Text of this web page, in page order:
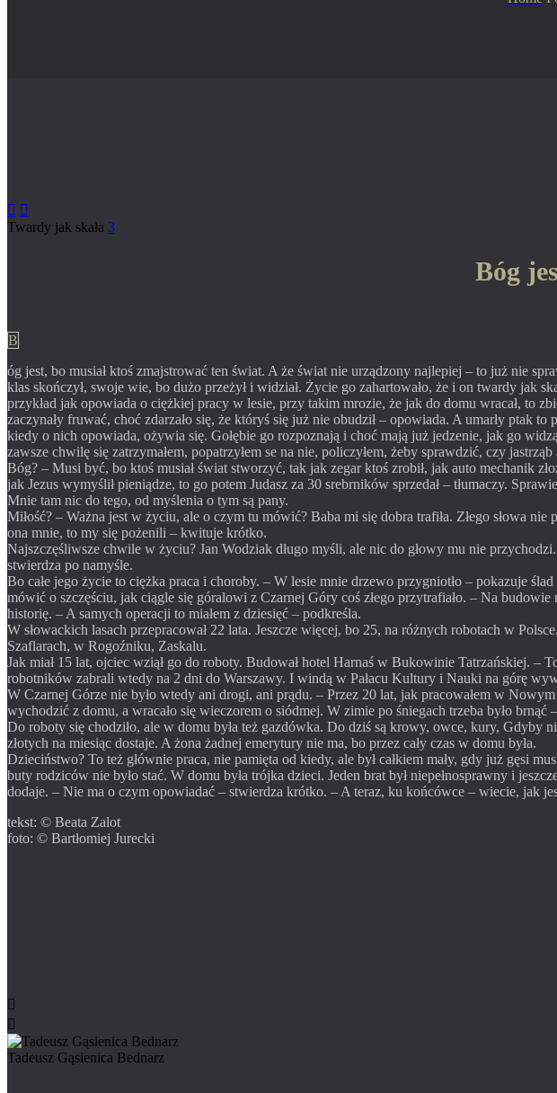
 
Twardy jak skała 3
Bóg
B
óg jest, bo musiał ktoś zmajstrować ten świat. A że świat nie urządzony najlepiej – to już nie
klas skończył, swoje wie, bo dużo przeżył i widział. Życie go zahartowało, że i on twardy
przykład jak opowiada o ciężkiej pracy w lesie, przy takim mrozie, że jak do domu wracał, to
zaczynały fruwać, choć zdarzało się, że któryś się już nie obudził – opowiada. A umarły ptak
kiedy o nich opowiada, ożywia się. Gołębie go rozpoznają i choć mają już jedzenie, jak go
zawsze chwilę się zatrzymałem, popatrzyłem se na nie, policzyłem, żeby sprawdzić, czy
Bóg? – Musi być, bo ktoś musiał świat stworzyć, tak jak zegar ktoś zrobił, jak auto mechanik
jak Jezus wymyślił pieniądze, to go potem Judasz za 30 srebrników sprzedał – tłumaczy.
Mnie tam nic do tego, od myślenia o tym są pany.
Miłość? – Ważna jest w życiu, ale o czym tu mówić? Baba mi się dobra trafiła. Złego słowa
ona mnie, to my się pożenili – kwituje krótko.
Najszczęśliwsze chwile w życiu? Jan Wodziak długo myśli, ale nic do głowy mu nie
stwierdza po namyśle.
Bo całe jego życie to ciężka praca i choroby. – W lesie mnie drzewo przygniotło – pokazuje
mówić o szczęściu, jak ciągle się góralowi z Czarnej Góry coś złego przytrafiało. – Na
historię. – A samych operacji to miałem z dziesięć – podkreśla.
W słowackich lasach przepracował 22 lata. Jeszcze więcej, bo 25, na różnych robotach w
Szaflarach, w Rogoźniku, Zaskalu.
Jak miał 15 lat, ojciec wziął go do roboty. Budował hotel Harnaś w Bukowinie Tatrzańskiej.
robotników zabrali wtedy na 2 dni do Warszawy. I windą w Pałacu Kultury i Nauki na górę
W Czarnej Górze nie było wtedy ani drogi, ani prądu. – Przez 20 lat, jak pracowałem w
wychodzić z domu, a wracało się wieczorem o siódmej. W zimie po śniegach trzeba było brnąć
Do roboty się chodziło, ale w domu była też gazdówka. Do dziś są krowy, owce, kury,
złotych na miesiąc dostaje. A żona żadnej emerytury nie ma, bo przez cały czas w domu była.
Dzieciństwo? To też głównie praca, nie pamięta od kiedy, ale był całkiem mały, gdy już gęsi
buty rodziców nie było stać. W domu była trójka dzieci. Jeden brat był niepełnosprawny i
dodaje. – Nie ma o czym opowiadać – stwierdza krótko. – A teraz, ku końcówce – wiecie, jak
tekst: © Beata Zalot
foto: © Bartłomiej Jurecki


Tadeusz Gąsienica Bednarz